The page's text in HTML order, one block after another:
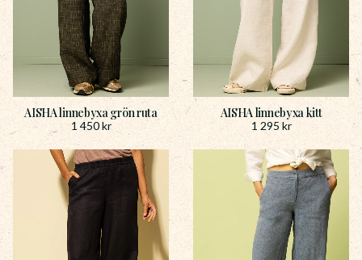
AISHA linnebyxa grön ruta
1 450kr
AISHA linnebyxa kitt
1 295 kr